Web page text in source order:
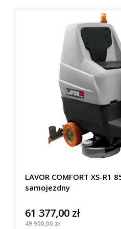
LAVOR COMFORT XS-R1
samojezdny
Cena
61 377,00 zł
Cena
49 900,00 zł